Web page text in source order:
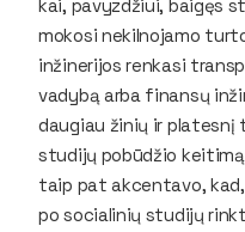
kai, pavyzdžiui, baigęs
mokosi nekilnojamo
inžinerijos renkasi
vadybą arba finansų
daugiau žinių ir platesnį
studijų pobūdžio
taip pat akcentavo,
po socialinių studijų